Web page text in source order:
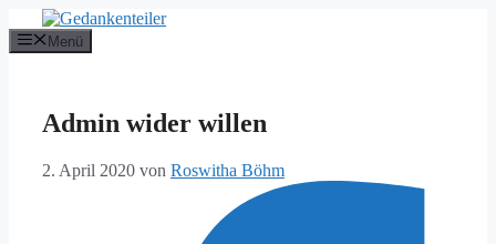
Inhalt
springen
Menü
Admin wider willen
2. April 2020 von Roswitha Böhm